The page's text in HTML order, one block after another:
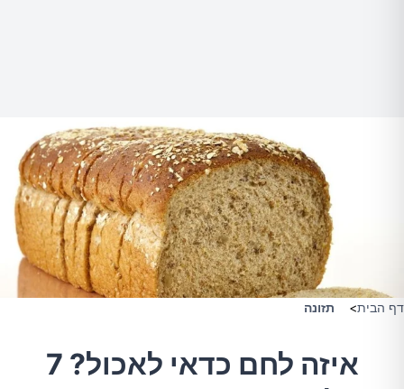
דף הבית> תזונה
איזה לחם כדאי לאכול? 7